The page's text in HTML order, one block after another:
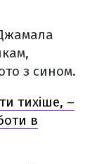
з сином.
тихіше, –
в